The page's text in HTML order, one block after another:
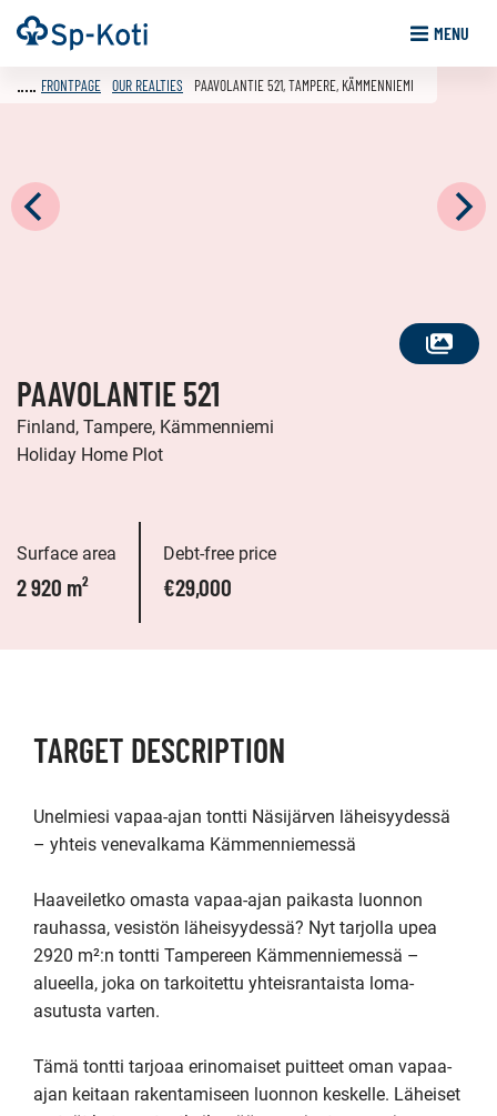
Go
to
Frontpage MENU
SEE
FRONTPAGE OUR REALTIES PAAVOLANTIE 521, TAMPERE, KÄMMENNIEMI
PAAVOLANTIE 521
Finland, Tampere, Kämmenniemi
Holiday Home Plot
Surface area
2 920 m²
Debt-free price
€29,000
TARGET DESCRIPTION
Unelmiesi vapaa-ajan tontti Näsijärven läheisyydessä
– yhteis venevalkama Kämmenniemessä
Haaveiletko omasta vapaa-ajan paikasta luonnon
rauhassa, vesistön läheisyydessä? Nyt tarjolla upea
2920 m²:n tontti Tampereen Kämmenniemessä –
alueella, joka on tarkoitettu yhteisrantaista loma-
asutusta varten.
Tämä tontti tarjoaa erinomaiset puitteet oman vapaa-
ajan keitaan rakentamiseen luonnon keskelle. Läheiset